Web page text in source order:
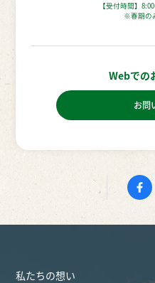
【受付時間】
※春期の
Webでの
お問
私たちの想い